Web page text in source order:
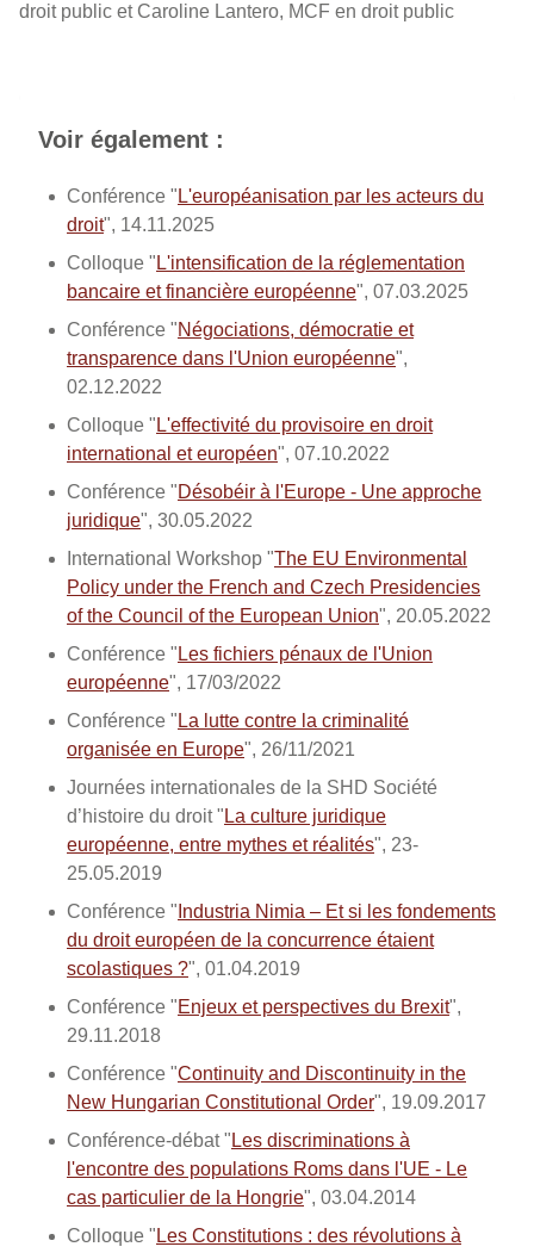
droit public et Caroline Lantero, MCF en droit public
Voir également :
Conférence "L'européanisation par les acteurs du
droit", 14.11.2025
Colloque "L'intensification de la réglementation
bancaire et financière européenne", 07.03.2025
Conférence "Négociations, démocratie et
transparence dans l'Union européenne",
02.12.2022
Colloque "L'effectivité du provisoire en droit
international et européen", 07.10.2022
Conférence "Désobéir à l'Europe - Une approche
juridique", 30.05.2022
International Workshop "The EU Environmental
Policy under the French and Czech Presidencies
of the Council of the European Union", 20.05.2022
Conférence "Les fichiers pénaux de l'Union
européenne", 17/03/2022
Conférence "La lutte contre la criminalité
organisée en Europe", 26/11/2021
Journées internationales de la SHD Société
d’histoire du droit "La culture juridique
européenne, entre mythes et réalités", 23-
25.05.2019
Conférence " Industria Nimia – Et si les fondements
du droit européen de la concurrence étaient
scolastiques ?", 01.04.2019
Conférence "Enjeux et perspectives du Brexit",
29.11.2018
Conférence "Continuity and Discontinuity in the
New Hungarian Constitutional Order", 19.09.2017
Conférence-débat "Les discriminations à
l'encontre des populations Roms dans l'UE - Le
cas particulier de la Hongrie", 03.04.2014
Colloque "Les Constitutions : des révolutions à